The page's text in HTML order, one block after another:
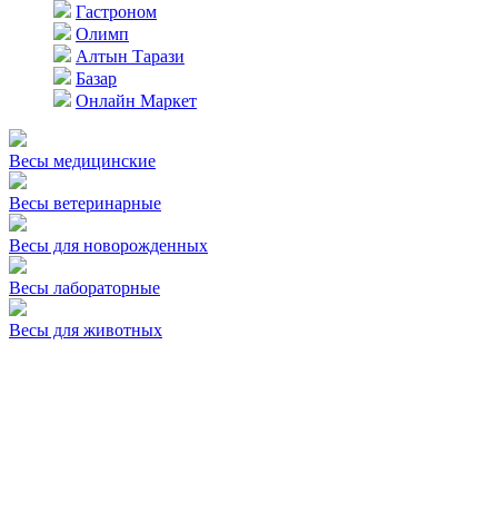
Гастроном
Олимп
Алтын Тарази
Базар
Онлайн Маркет
Весы медицинские
Весы ветеринарные
Весы для новорожденных
Весы лабораторные
Весы для животных